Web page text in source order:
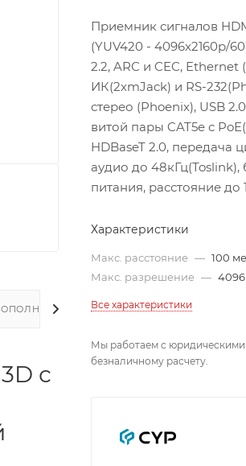
с
Приемник сигналов
(YUV420 - 4096x2160p/
2.2, ARC и CEC, Ethernet
ИК(2хmJack) и RS-
стерео (Phoenix), USB
витой пары CAT5e с
HDBaseT 2.0, передача
аудио до 48кГц(Toslink),
питания, расстояние до
Характеристики
Макс. расстояние — 100
Макс. разрешение — 4096
Все характеристики
Мы работаем с
безналичному расчету.